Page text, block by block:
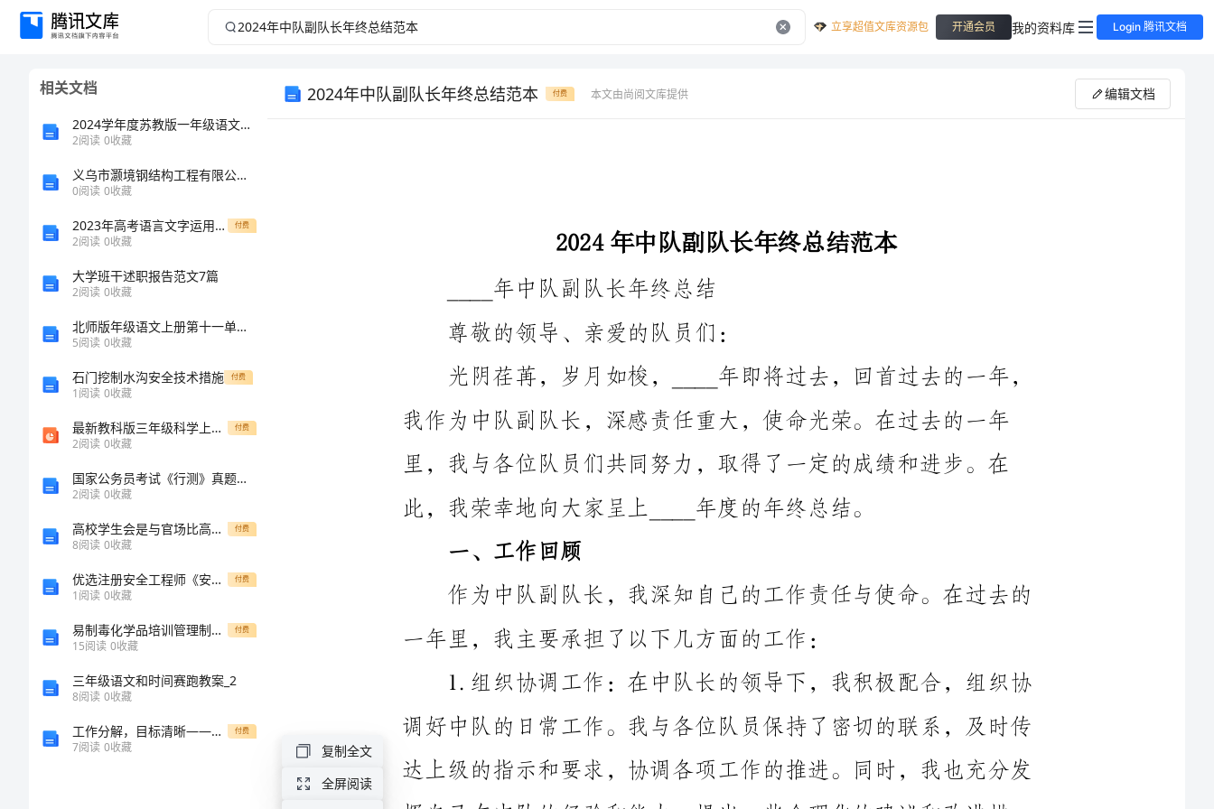
2024
2024
立享超值文库资源包 开通会员 我的资料库 Login 腾讯文档
相关文档
2024学年度苏教版一年级语文上册教学工作总结
2阅读 0收藏
义乌市灏境钢结构工程有限公司介绍企业发展分析报告
0阅读 0收藏
2023年高考语言文字运用真题汇编 付费
2阅读 0收藏
大学班干述职报告范文7篇
2阅读 0收藏
北师版年级语文上册第十一单元教案：培养孩子的语言综合能力
5阅读 0收藏
石门挖制水沟安全技术措施 付费
1阅读 0收藏
最新教科版三年级科学上册《风的成因》教学课件 付费
2阅读 0收藏
国家公务员考试《行测》真题及参考解析完整版
2阅读 0收藏
高校学生会是与官场比高低[修改版] 付费
8阅读 0收藏
优选注册安全工程师《安全生产技术基础》真题题库带答案（考试直接用） 付费
1阅读 0收藏
易制毒化学品培训管理制度、培训记录表 付费
15阅读 0收藏
三年级语文和时间赛跑教案_2
8阅读 0收藏
工作分解，目标清晰——终总结新年计划工作汇报 付费
7阅读 0收藏
2024年中队副队长年终总结范本 付费 本文由尚阅文库提供 编辑文档
2.培训教育工作：作为中队副队长，我注重队员的培训与教
育工作。我制定了详细的培训计划，定期组织队内培训和演练，
____年中队副队长年终总结
里，我与各位队员们共同努力，取得了一定的成绩和进步。在
此，我荣幸地向大家呈上____年度的年终总结。
作为中队副队长，我深知自己的工作责任与使命。在过去的
调好中队的日常工作。我与各位队员保持了密切的联系，及时传
挥自己在中队的经验和能力，提出一些合理化的建议和改进措
施，为中队的发展做出了一定的贡献。
复制全文
全屏阅读